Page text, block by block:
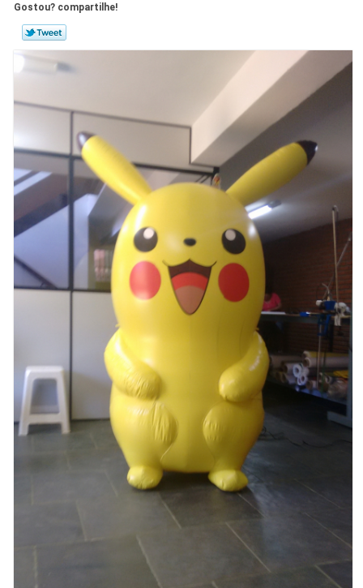
Gostou? compartilhe!